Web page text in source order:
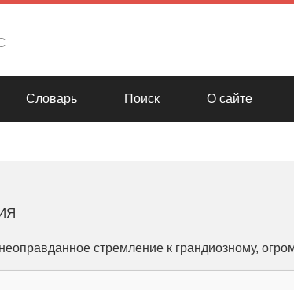
Словарь Поиск О сайте
стремление к грандиозному,